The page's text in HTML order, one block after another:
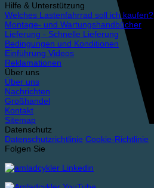
Hilfe & Unterstützung
Welches Lastenfahrrad soll ich kaufen?
Montage- und Wartungshandbücher
Lieferung - Schnelle Lieferung
Bedingungen und Konditionen
Einführung Videos
Reklamationen
Über uns
Über uns
Nachrichten
Großhandel
Kontakt
Sitemap
Datenschutz
Datenschutzrichtlinie Cookie-Richtlinie
Folgen Sie